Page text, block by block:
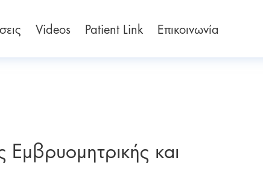
Videos Patient Link Επικοινωνία
και